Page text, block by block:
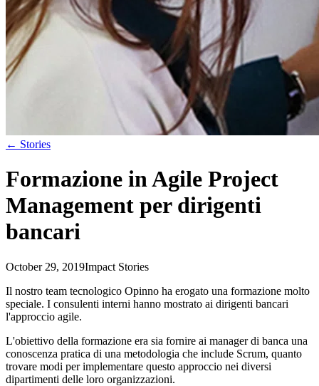
← Stories
Formazione in Agile Project
Management per dirigenti
bancari
October 29, 2019Impact Stories
Il nostro team tecnologico Opinno ha erogato una formazione molto
speciale. I consulenti interni hanno mostrato ai dirigenti bancari
l'approccio agile.
L'obiettivo della formazione era sia fornire ai manager di banca una
conoscenza pratica di una metodologia che include Scrum, quanto
trovare modi per implementare questo approccio nei diversi
dipartimenti delle loro organizzazioni.